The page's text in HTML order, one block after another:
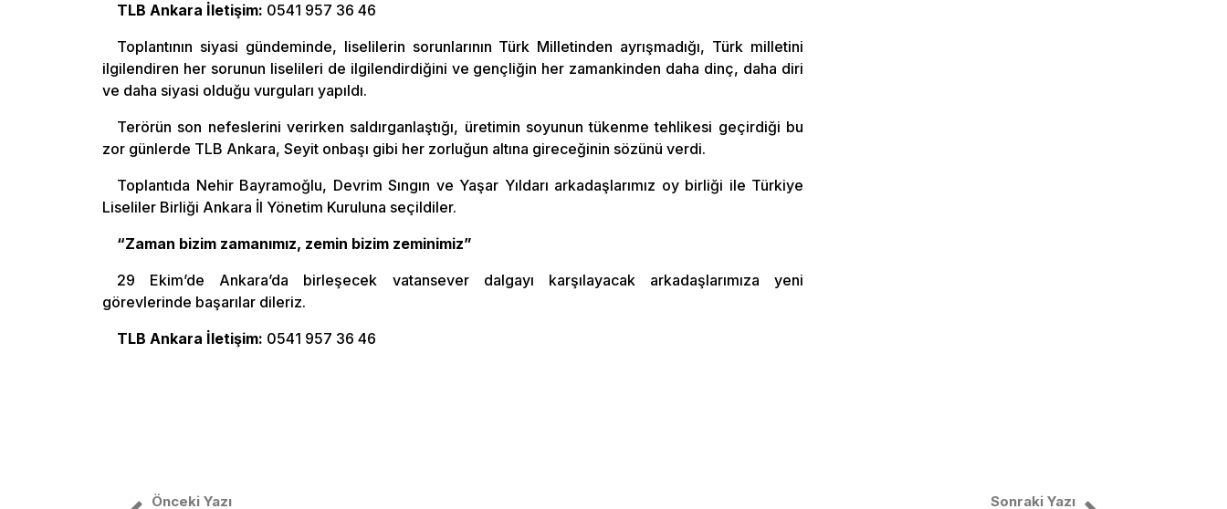
TLB Ankara İletişim: 0541 957 36 46
Toplantının siyasi gündeminde, liselilerin sorunlarının Türk Milletinden ayrışmadığı, Türk milletini
ilgilendiren her sorunun liselileri de ilgilendirdiğini ve gençliğin her zamankinden daha dinç, daha diri
ve daha siyasi olduğu vurguları yapıldı.
Terörün son nefeslerini verirken saldırganlaştığı, üretimin soyunun tükenme tehlikesi geçirdiği bu
zor günlerde TLB Ankara, Seyit onbaşı gibi her zorluğun altına gireceğinin sözünü verdi.
Toplantıda Nehir Bayramoğlu, Devrim Sıngın ve Yaşar Yıldarı arkadaşlarımız oy birliği ile Türkiye
Liseliler Birliği Ankara İl Yönetim Kuruluna seçildiler.
“Zaman bizim zamanımız, zemin bizim zeminimiz”
29 Ekim’de Ankara’da birleşecek vatansever dalgayı karşılayacak arkadaşlarımıza yeni
görevlerinde başarılar dileriz.
TLB Ankara İletişim: 0541 957 36 46
Önceki Yazı Sonraki Yazı